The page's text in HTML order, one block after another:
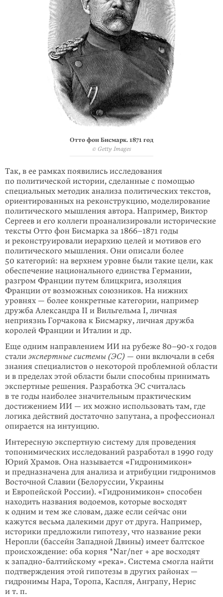
Отто фон Бисмарк. 1871 год
© Getty Images
Так, в ее рамках появились исследо­вания
по политической истории, сделанные с помощью
специальных методик анализа политических текстов,
ориентированных на рекон­струкцию, моделирование
политиче­ского мышления автора. Например, Виктор
Сергеев и его коллеги проана­лизировали исторические
тексты Отто фон Бисмарка за 1866–1871 годы
и реконструировали иерархию целей и мотивов его
политического мышле­ния. Они описали более
50 категорий: на верхнем уровне были такие цели, как
обеспечение национального единства Германии,
разгром Фран­ции путем блицкрига, изоляция
Франции от возможных союзников. На нижних
уровнях — более конкрет­ные катего­рии, например
дружба Александра II и Вильгельма I, личная
неприязнь Горчакова к Бисмарку, личная дружба
королей Франции и Италии и др.
Еще одним направлением ИИ на рубеже 80–90-х годов
стали экспертные системы (ЭС) — они включали в себя
знания специалистов о некоторой проблемной области
и в пределах этой области были способны принимать
экспертные решения. Разработка ЭС считалась
в те годы наиболее значитель­ным практическим
достижением ИИ — их можно использовать там, где
логика действий достаточно запутана, а профессионал
опирается на интуицию.
Интересную экспертную систему для проведения
топонимических исследо­ваний разработал в 1990 году
Юрий Храмов. Она называется «Гидронимикон»
и предназначена для анализа и атрибуции гидронимов
Восточной Славии (Белоруссии, Украины
и Европейской России). «Гидронимикон» способен
находить названия водоемов, которые восходят
к одним и тем же словам, даже если сейчас они
кажутся весьма далекими друг от друга. Например,
историки предложили гипотезу, что название реки
Неропли (бассейн Западной Двины) имеет балтское
происхождение: оба корня *Nar/ner + ape восходят
к западно-балтийскому «река». Система смогла найти
подтверждения этой гипотезы в других районах —
гидронимы Нара, Торопа, Каспля, Анграпу, Нерис
и т. п.